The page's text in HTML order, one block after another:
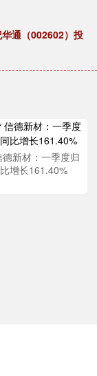
通（002602）投
新材：一季度归
增长161.40%